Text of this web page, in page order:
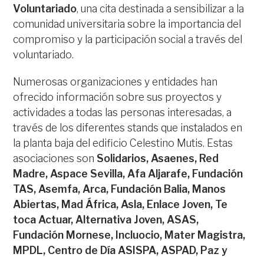
Voluntariado, una cita destinada a sensibilizar a la
comunidad universitaria sobre la importancia del
compromiso y la participación social a través del
voluntariado.
Numerosas organizaciones y entidades han
ofrecido información sobre sus proyectos y
actividades a todas las personas interesadas, a
través de los diferentes stands que instalados en
la planta baja del edificio Celestino Mutis. Estas
asociaciones son Solidarios, Asaenes, Red
Madre, Aspace Sevilla, Afa Aljarafe, Fundación
TAS, Asemfa, Arca, Fundación Balia, Manos
Abiertas, Mad África, Asla, Enlace Joven, Te
toca Actuar, Alternativa Joven, ASAS,
Fundación Mornese, Incluocio, Mater Magistra,
MPDL, Centro de Día ASISPA, ASPAD, Paz y